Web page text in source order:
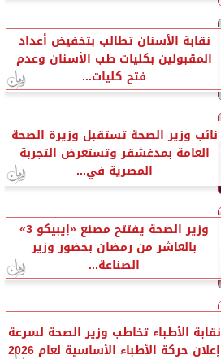
نقابة الأسنان تطالب بتخفيض أعداد
المقبولين بكليات طب الأسنان وعدم
فتح كليات...
نائب وزير الصحة تستقبل وزيرة الصحة
العامة بمدغشقر وتستعرض التجربة
المصرية في...
وزير الصحة يفتتح مصنع «إيبيكو 3»
بالعاشر من رمضان بحضور وزير
الصناعة...
نقابة الأطباء تخاطب وزير الصحة لسرعة
إعلان حركة الأطباء الأساسية لعام 2026